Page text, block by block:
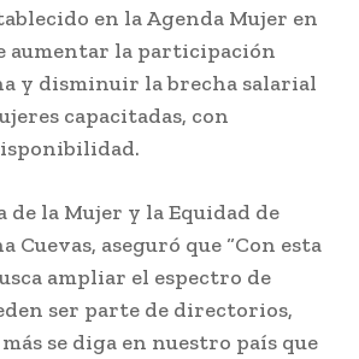
en la Agenda Mujer en
aumentar la participación
y disminuir la brecha salarial
capacitadas, con
de la Mujer y la Equidad de
Cuevas, aseguró que “Con esta
ampliar el espectro de
ser parte de directorios,
se diga en nuestro país que